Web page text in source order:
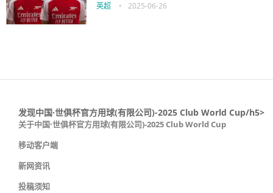
英超 • 2025-06-26
发现中国·世俱杯官方用球(有限公司)-2025 Club World Cup/h5>
关于中国·世俱杯官方用球(有限公司)-2025 Club World Cup
移动客户端
新网资讯
投稿须知